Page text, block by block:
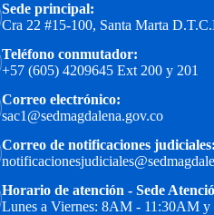
Sede principal:
Cra 22 #15-100, Santa Marta
Teléfono conmutador:
+57 (605) 4209645 Ext 200 y 201
Correo electrónico:
sac1@sedmagdalena.gov.co
Correo de notificaciones judiciales:
Horario de atención - Sede
Lunes a Viernes: 8AM - 11:30AM